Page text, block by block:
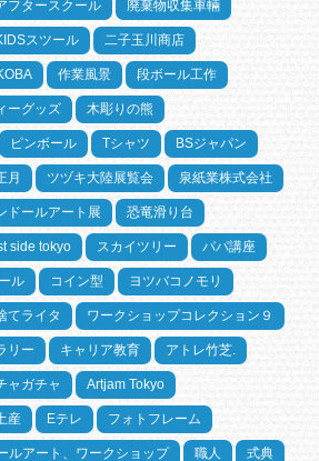
フタースクール 廃棄物収集車輛
スツール 二子玉川商店
作業風景 段ボール工作
ーグッズ 木彫りの熊
ピンボール Tシャツ BSジャパン
月 ツヅキ大陸展覧会 泉紙業株式会社
ドールアート展 恐竜滑り台
side tokyo スカイツリー パパ講座
ル コイン型 ヨツバコノモリ
てライタ ワークショップコレクション９
リー キャリア教育 アトレ竹芝.
ャガチャ Artjam Tokyo
産 Eテレ フォトフレーム
ルアート、ワークショップ 職人 式典